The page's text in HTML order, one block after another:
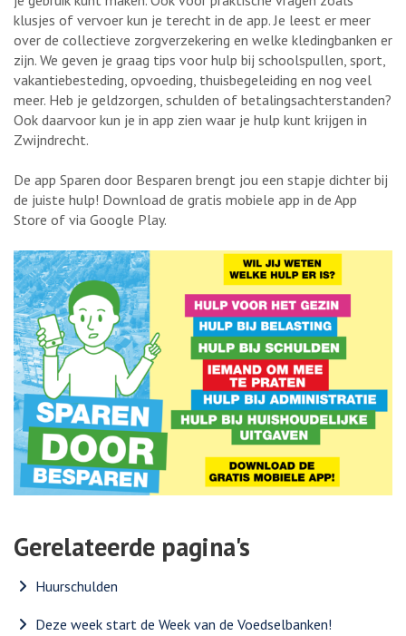
klusjes of vervoer kun je terecht in de app. Je leest er meer
over de collectieve zorgverzekering en welke kledingbanken er
zijn. We geven je graag tips voor hulp bij schoolspullen, sport,
vakantiebesteding, opvoeding, thuisbegeleiding en nog veel
meer. Heb je geldzorgen, schulden of betalingsachterstanden?
Ook daarvoor kun je in app zien waar je hulp kunt krijgen in
Zwijndrecht.
De app Sparen door Besparen brengt jou een stapje dichter bij
de juiste hulp! Download de gratis mobiele app in de App
Store of via Google Play.
Gerelateerde pagina's
Huurschulden
Deze week start de Week van de Voedselbanken!